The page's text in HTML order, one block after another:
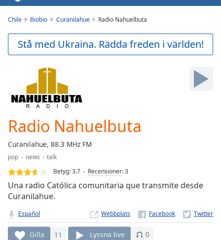
Player
Play
Video
Forward
Current
Time0:00
Loaded:
0.00%
Stream
TypeLIVE
live,
currently
behind
LIVE
Chile Biobio Curanilahue Radio Nahuelbuta
Stå med Ukraina. Rädda freden i världen!
Radio Nahuelbuta
Curanilahue, 88.3 MHz FM
pop news
talk
Betyg:3.7 Recensioner:3
Una radio Católica comunitaria que transmite desde
Curanilahue.
Español Webbplats
Gilla 11 Lyssna live 0